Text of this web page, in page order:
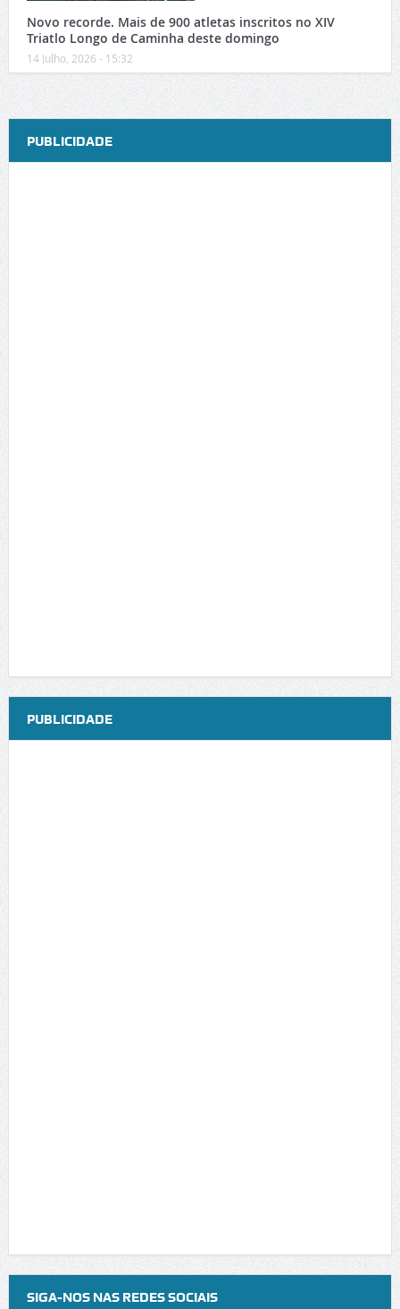
Novo recorde. Mais de 900 atletas inscritos no XIV
Triatlo Longo de Caminha deste domingo
14 Julho, 2026 - 15:32
PUBLICIDADE
PUBLICIDADE
SIGA-NOS NAS REDES SOCIAIS